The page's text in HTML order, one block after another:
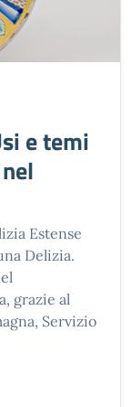
e temi
Estense
Delizia.
grazie al
Servizio
DELLE